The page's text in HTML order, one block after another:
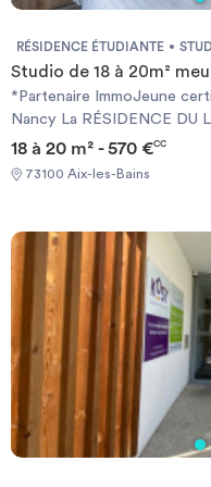
RÉSIDENCE ÉTUDIANTE
Studio de 18 à 20m²
*Partenaire ImmoJeune
Nancy La RÉSIDENCE DU LAC est une résidence de tourisme 3
étoiles. Elle dispose d’une
50 m de l’eau face à
s’intègre dans un quartier
d’Aix-les-Bains.
18 à 20 m² - 570 €CC
73100 Aix-les-Bains